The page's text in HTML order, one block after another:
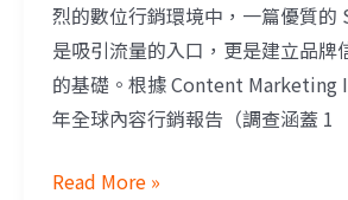
烈的數位行銷環境中，一篇優質的
是吸引流量的入口，更是建立品牌
的基礎。根據 Content
年全球內容行銷報告（調查涵蓋 1
Read More »